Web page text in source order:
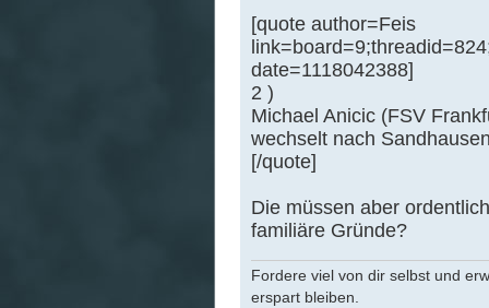
[quote author=Feis
date=1118042388]
2 )
Michael Anicic (FSV
wechselt nach
[/quote]
Die müssen aber
familiäre Gründe?
Fordere viel von dir selbst und
erspart bleiben.